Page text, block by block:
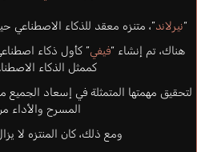
“نيرلاند”، متنزه معقد للذكاء الاصطناعي
هناك، تم إنشاء “فيفي” كأول ذكاء
كممثل الذكاء
لتحقيق مهمتها المتمثلة في إسعاد
المسرح والأداء
ومع ذلك، كان المنتزه لا